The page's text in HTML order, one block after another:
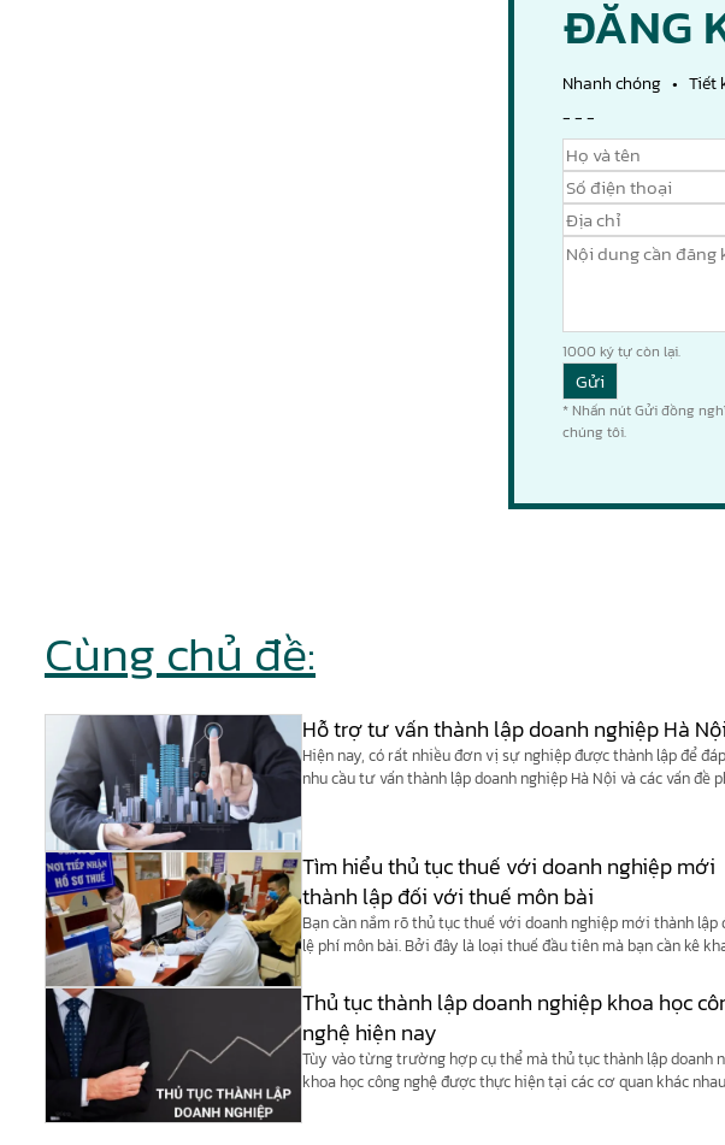
ĐĂNG
Nhanh chóng • Tiết
- - -
1000 ký tự còn lại.
* Nhấn nút Gửi đồng
chúng tôi.
Cùng chủ đề:
Hỗ trợ tư vấn thành lập doanh nghiệp Hà Nội
Hiện nay, có rất nhiều đơn vị sự nghiệp được thành lập để
nhu cầu tư vấn thành lập doanh nghiệp Hà Nội và các vấn đề
Tìm hiểu thủ tục thuế với doanh nghiệp mới
thành lập đối với thuế môn bài
Bạn cần nắm rõ thủ tục thuế với doanh nghiệp mới thành lập
lệ phí môn bài. Bởi đây là loại thuế đầu tiên mà bạn cần kê
Thủ tục thành lập doanh nghiệp khoa học
nghệ hiện nay
Tùy vào từng trường hợp cụ thể mà thủ tục thành lập doanh
khoa học công nghệ được thực hiện tại các cơ quan khác